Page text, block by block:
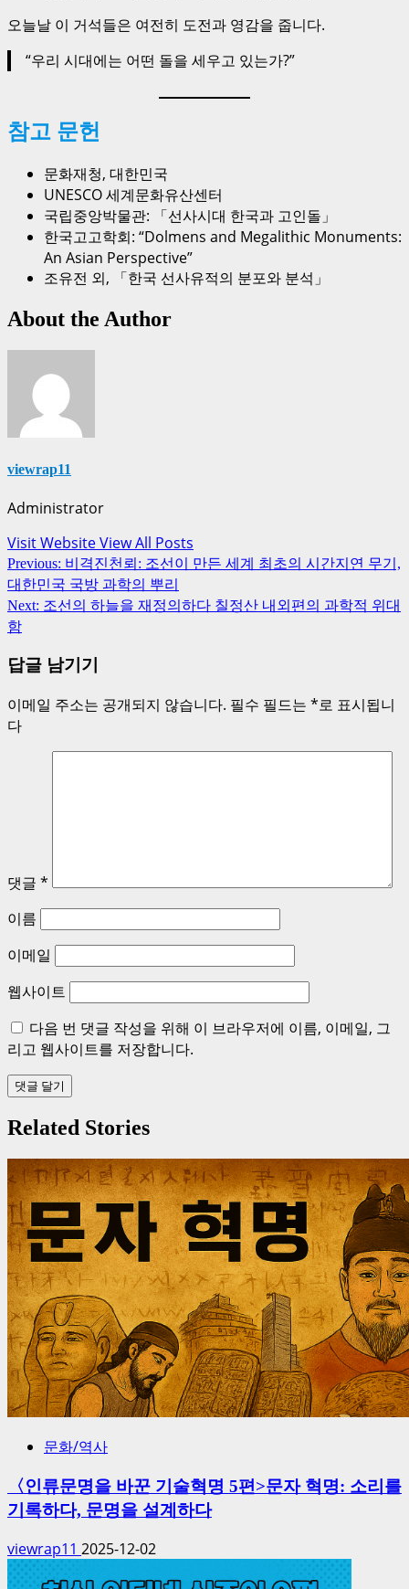
오늘날 이 거석들은 여전히 도전과 영감을 줍니다.
“우리 시대에는 어떤 돌을 세우고 있는가?”
참고 문헌
문화재청, 대한민국
UNESCO 세계문화유산센터
국립중앙박물관: 「선사시대 한국과 고인돌」
한국고고학회: “Dolmens and Megalithic Monuments:
An Asian Perspective”
조유전 외, 「한국 선사유적의 분포와 분석」
About the Author
viewrap11
Administrator
Visit WebsiteView All Posts
Post
navigation
Previous: 비격진천뢰: 조선이 만든 세계 최초의 시간지연 무기,
대한민국 국방 과학의 뿌리
Next: 조선의 하늘을 재정의하다 칠정산 내외편의 과학적 위대
함
답글 남기기
이메일 주소는 공개되지 않습니다. 필수 필드는 *로 표시됩니
다
댓글 *
이름
이메일
웹사이트
다음 번 댓글 작성을 위해 이 브라우저에 이름, 이메일, 그
리고 웹사이트를 저장합니다.
Related Stories
문화/역사
〈인류문명을 바꾼 기술혁명 5편>문자 혁명: 소리를
기록하다, 문명을 설계하다
viewrap11 2025-12-02